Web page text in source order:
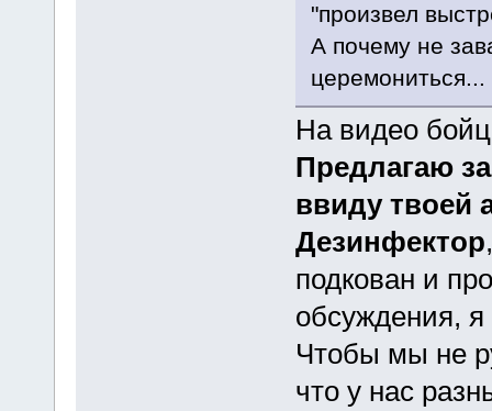
"произвел
А почему не
церемониться...
На видео
Предлагаю
ввиду твоей
Дезинфектор
подкован и
обсуждения,
Чтобы мы не
что у нас